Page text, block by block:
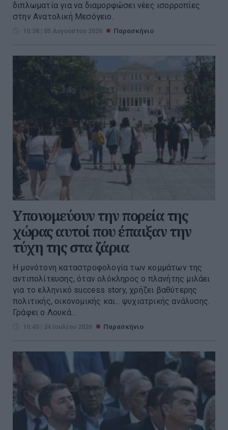
διπλωματία για να διαμορφώσει νέες ισορροπίες
στην Ανατολική Μεσόγειο.
10:38 | 05 Αυγούστου 2026 Παρασκήνιο
Υπονομεύουν την πορεία της
χώρας αυτοί που έπαιξαν την
τύχη της στα ζάρια
Η μονότονη καταστροφολογία των κομμάτων της
αντιπολίτευσης, όταν ολόκληρος ο πλανήτης μιλάει
για το ελληνικό success story, χρήζει βαθύτερης
πολιτικής, οικονομικής και... ψυχιατρικής ανάλυσης.
Γράφει ο Λουκά...
10:45 | 24 Ιουλίου 2026 Παρασκήνιο